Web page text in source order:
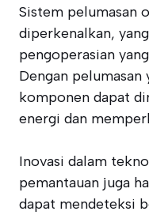
Sistem pelumasan
diperkenalkan,
pengoperasian
Dengan
komponen dapat
energi dan
Inovasi dalam
pemantauan juga
dapat mendeteksi